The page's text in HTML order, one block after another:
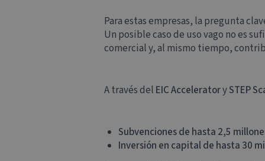
Para estas empresas, la pregunta
Un posible caso de uso vago no es
comercial y, al mismo tiempo,
A través del EIC AcceleratorySTEP
Subvenciones de hasta 2,5
Inversión en capital de hasta 30